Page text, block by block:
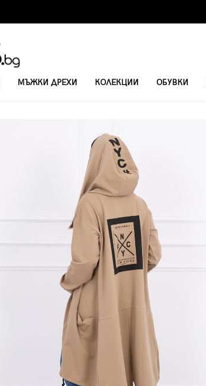
МЪЖКИ ДРЕХИ КОЛЕКЦИИ ОБУВКИ